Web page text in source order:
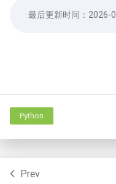
最后更新时间： 2026-
Python
Prev